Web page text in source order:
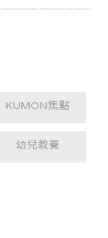
KUMON焦點
幼兒教養